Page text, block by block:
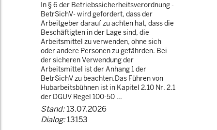
In § 6 der Betriebssicherheitsverordnung -
BetrSichV- wird gefordert, dass der
Arbeitgeber darauf zu achten hat, dass die
Beschäftigten in der Lage sind, die
Arbeitsmittel zu verwenden, ohne sich
oder andere Personen zu gefährden. Bei
der sicheren Verwendung der
Arbeitsmittel ist der Anhang 1 der
BetrSichV zu beachten.Das Führen von
Hubarbeitsbühnen ist in Kapitel 2.10 Nr. 2.1
der DGUV Regel 100-50 ...
Stand:13.07.2026
Dialog:13153